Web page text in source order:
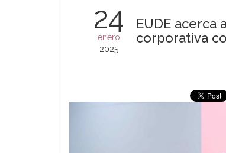
24
enero
2025
EUDE acerca
corporativa